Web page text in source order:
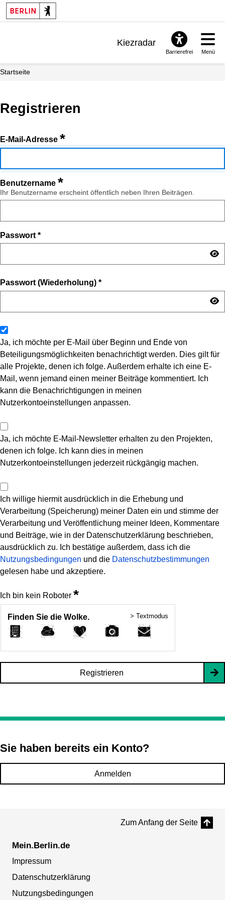
Kiezradar
Barrierefrei Menü
Startseite
Registrieren
E-Mail-Adresse *
Benutzername *
Ihr Benutzername erscheint öffentlich neben Ihren Beiträgen.
Passwort *
Passwort (Wiederholung) *
Ja, ich möchte per E-Mail über Beginn und Ende von
Beteiligungsmöglichkeiten benachrichtigt werden. Dies gilt für
alle Projekte, denen ich folge. Außerdem erhalte ich eine E-
Mail, wenn jemand einen meiner Beiträge kommentiert. Ich
kann die Benachrichtigungen in meinen
Nutzerkontoeinstellungen anpassen.
Ja, ich möchte E-Mail-Newsletter erhalten zu den Projekten,
denen ich folge. Ich kann dies in meinen
Nutzerkontoeinstellungen jederzeit rückgängig machen.
Ich willige hiermit ausdrücklich in die Erhebung und
Verarbeitung (Speicherung) meiner Daten ein und stimme der
Verarbeitung und Veröffentlichung meiner Ideen, Kommentare
und Beiträge, wie in der Datenschutzerklärung beschrieben,
ausdrücklich zu. Ich bestätige außerdem, dass ich die
Nutzungsbedingungen und die Datenschutzbestimmungen
gelesen habe und akzeptiere.
Ich bin kein Roboter *
Finden Sie die Wolke. > Textmodus
Registrieren
Sie haben bereits ein Konto?
Anmelden
Zum Anfang der Seite
Mein.Berlin.de
Impressum
Datenschutzerklärung
Nutzungsbedingungen